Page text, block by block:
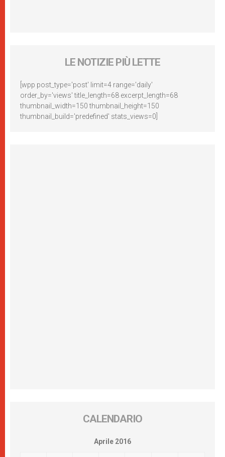
LE NOTIZIE PIÙ LETTE
[wpp post_type='post' limit=4 range='daily'
order_by='views' title_length=68 excerpt_length=68
thumbnail_width=150 thumbnail_height=150
thumbnail_build='predefined' stats_views=0]
CALENDARIO
Aprile 2016